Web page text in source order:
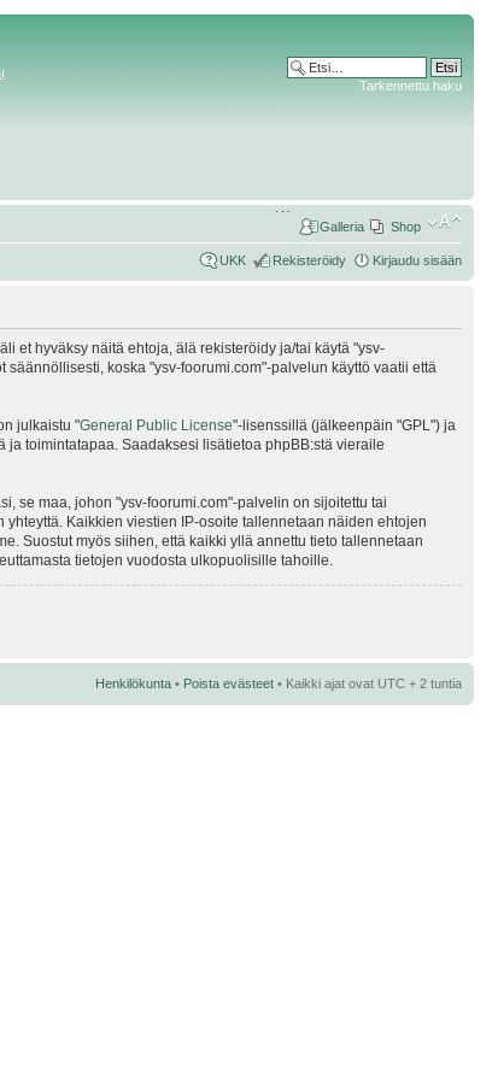
Tarkennettu haku
Shop
Galleria
UKK Rekisteröidy Kirjaudu sisään
et hyväksy näitä ehtoja, älä rekisteröidy ja/tai käytä "ysv-
koska "ysv-foorumi.com"-palvelun käyttö vaatii että
julkaistu "General Public License"-lisenssillä (jälkeenpäin "GPL") ja
toimintatapaa. Saadaksesi lisätietoa phpBB:stä vieraile
se maa, johon "ysv-foorumi.com"-palvelin on sijoitettu tai
Kaikkien viestien IP-osoite tallennetaan näiden ehtojen
Suostut myös siihen, että kaikki yllä annettu tieto tallennetaan
tietojen vuodosta ulkopuolisille tahoille.
Henkilökunta • Poista evästeet • Kaikki ajat ovat UTC + 2 tuntia